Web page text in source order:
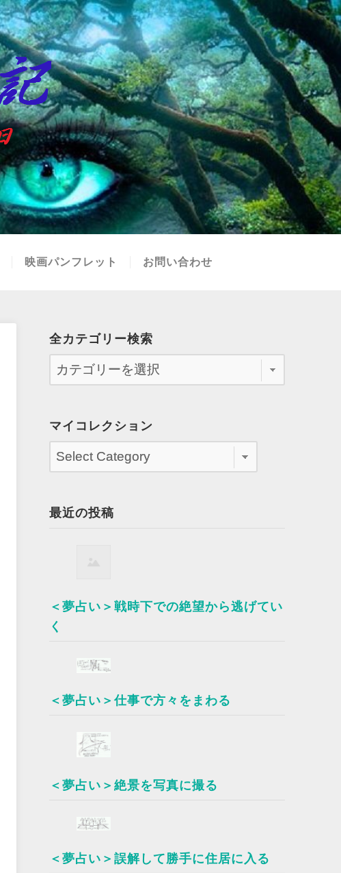
映画パンフレット お問い合わせ
全カテゴリー検索
マイコレクション
最近の投稿
＜夢占い＞戦時下での絶望から逃げてい
く
＜夢占い＞仕事で方々をまわる
＜夢占い＞絶景を写真に撮る
＜夢占い＞誤解して勝手に住居に入る